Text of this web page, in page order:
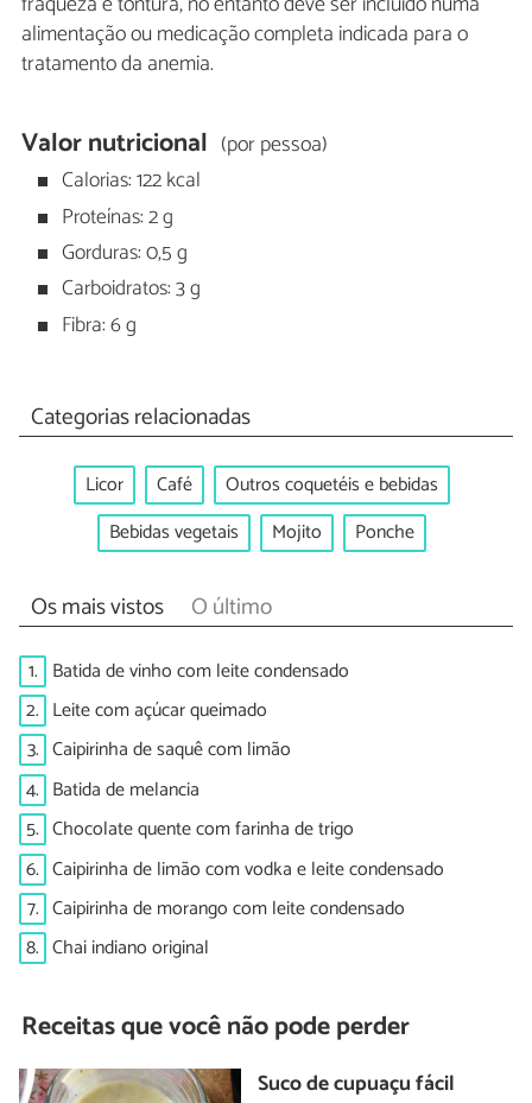
alimentação ou medicação completa indicada para o
tratamento da anemia.
Valor nutricional (por pessoa)
Calorias: 122 kcal
Proteínas: 2 g
Gorduras: 0,5 g
Carboidratos: 3 g
Fibra: 6 g
Categorias relacionadas
Licor Café
Outros coquetéis e bebidas
Bebidas vegetais
Mojito Ponche
Os mais vistos O último
1. Batida de vinho com leite condensado
2. Leite com açúcar queimado
3. Caipirinha de saquê com limão
4. Batida de melancia
5. Chocolate quente com farinha de trigo
6. Caipirinha de limão com vodka e leite condensado
7. Caipirinha de morango com leite condensado
8. Chai indiano original
Receitas que você não pode perder
Suco de cupuaçu fácil